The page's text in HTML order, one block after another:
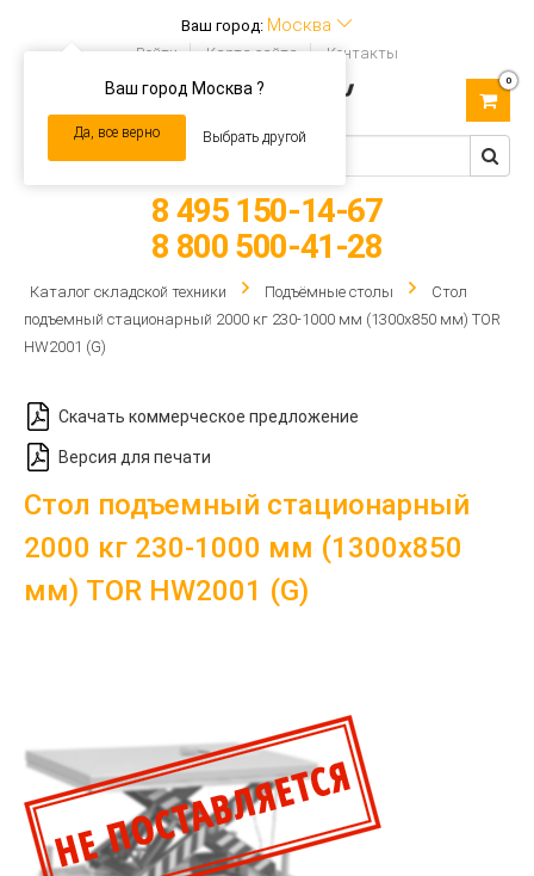
Ваш город: Москва
Ваш город Москва ?
Да, все верно Выбрать другой
Войти Карта сайта Контакты
navigation
0
8 495 150-14-67
8 800 500-41-28
Каталог складской техники Подъёмные столы
Стол
подъемный стационарный 2000 кг 230-1000 мм (1300х850 мм) TOR
HW2001 (G)
Скачать коммерческое предложение
Версия для печати
Стол подъемный стационарный
2000 кг 230-1000 мм (1300х850
мм) TOR HW2001 (G)